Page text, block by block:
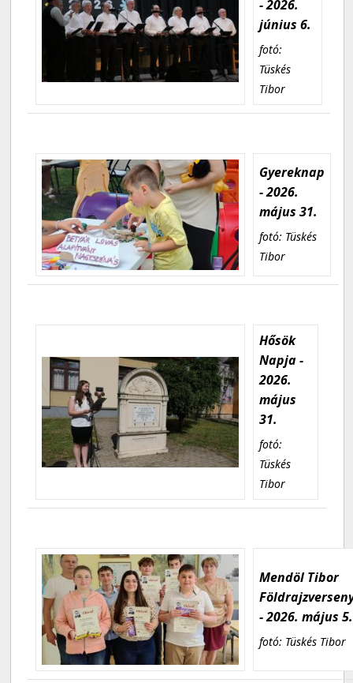
- 2026.
június 6.
fotó:
Tüskés
Tibor
Gyereknap
- 2026.
május 31.
fotó: Tüskés
Tibor
Hősök
Napja -
2026.
május
31.
fotó:
Tüskés
Tibor
Mendöl Tibor
- 2026. május 5.
fotó: Tüskés Tibor